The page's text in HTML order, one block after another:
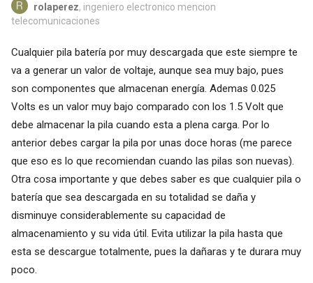
rolaperez, ingeniero electronico mencion
telecomunicaciones
Cualquier pila batería por muy descargada que este siempre te
va a generar un valor de voltaje, aunque sea muy bajo, pues
son componentes que almacenan energía. Ademas 0.025
Volts es un valor muy bajo comparado con los 1.5 Volt que
debe almacenar la pila cuando esta a plena carga. Por lo
anterior debes cargar la pila por unas doce horas (me parece
que eso es lo que recomiendan cuando las pilas son nuevas).
Otra cosa importante y que debes saber es que cualquier pila o
batería que sea descargada en su totalidad se daña y
disminuye considerablemente su capacidad de
almacenamiento y su vida útil. Evita utilizar la pila hasta que
esta se descargue totalmente, pues la dañaras y te durara muy
poco.